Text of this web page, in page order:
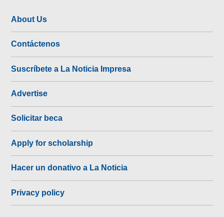
About Us
Contáctenos
Suscríbete a La Noticia Impresa
Advertise
Solicitar beca
Apply for scholarship
Hacer un donativo a La Noticia
Privacy policy